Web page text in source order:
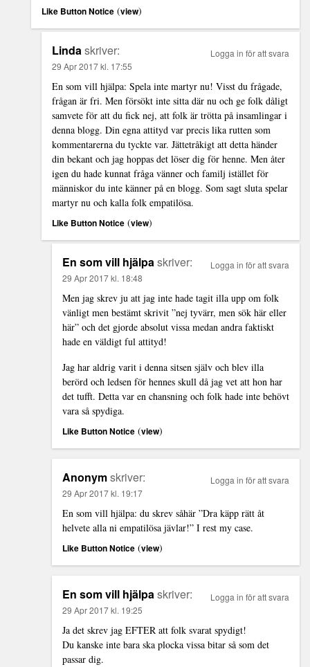
Like Button Notice (view)
Lindaskriver:
29 Apr 2017 kl. 17:55
En som vill hjälpa: Spela inte martyr nu! Visst du frågade,
frågan är fri. Men försökt inte sitta där nu och ge folk dåligt
samvete för att du fick nej, att folk är trötta på insamlingar i
denna blogg. Din egna attityd var precis lika rutten som
kommentarerna du tyckte var. Jättetråkigt att detta händer
din bekant och jag hoppas det löser dig för henne. Men åter
igen du hade kunnat fråga vänner och familj istället för
människor du inte känner på en blogg. Som sagt sluta spelar
martyr nu och kalla folk empatilösa.
Like Button Notice (view)
Logga in för att svara
En som vill hjälpaskriver:
29 Apr 2017 kl. 18:48
Men jag skrev ju att jag inte hade tagit illa upp om folk
vänligt men bestämt skrivit ”nej tyvärr, men sök här eller
här” och det gjorde absolut vissa medan andra faktiskt
hade en väldigt ful attityd!
Jag har aldrig varit i denna sitsen själv och blev illa
berörd och ledsen för hennes skull då jag vet att hon har
det tufft. Detta var en chansning och folk hade inte behövt
vara så spydiga.
Like Button Notice (view)
Logga in för att svara
Anonymskriver:
29 Apr 2017 kl. 19:17
En som vill hjälpa: du skrev såhär ”Dra käpp rätt åt
helvete alla ni empatilösa jävlar!” I rest my case.
Like Button Notice (view)
Logga in för att svara
En som vill hjälpaskriver:
29 Apr 2017 kl. 19:25
Ja det skrev jag EFTER att folk svarat spydigt!
Du kanske inte bara ska plocka vissa bitar så som det
passar dig.
Logga in för att svara